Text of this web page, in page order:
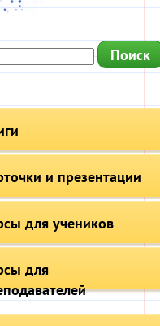
и презентации
для учеников
для